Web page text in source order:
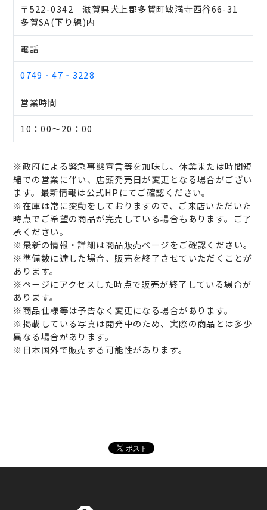
〒522-0342 滋賀県犬上郡多賀町敏満寺西谷66-31
多賀SA(下り線)内
電話
0749‐47‐3228
営業時間
10：00～20：00
※政府による緊急事態宣言等を加味し、休業または時間短
縮での営業に伴い、店頭発売日が変更となる場合がござい
ます。最新情報は公式HPにてご確認ください。
※在庫は常に変動をしておりますので、ご来店いただいた
時点でご希望の商品が完売している場合もあります。ご了
承ください。
※最新の情報・詳細は商品販売ページをご確認ください。
※準備数に達した場合、販売を終了させていただくことが
あります。
※ページにアクセスした時点で販売が終了している場合が
あります。
※商品仕様等は予告なく変更になる場合があります。
※掲載している写真は開発中のため、実際の商品とは多少
異なる場合があります。
※日本国外で販売する可能性があります。